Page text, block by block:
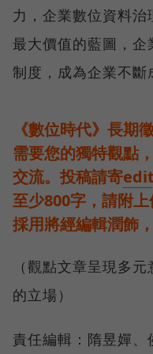
力，企業數位資料
最大價值的藍圖，企
制度，成為企業不斷
《數位時代》長期
需要您的獨特觀點
交流。投稿請寄
至少800字，請附
採用將經編輯潤飾
（觀點文章呈現多
的立場）
責任編輯：隋昱嬋、